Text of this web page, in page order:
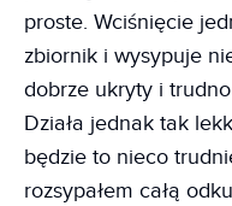
proste. Wciśnięcie
zbiornik i wysypuje
dobrze ukryty i
Działa jednak tak
będzie to nieco
rozsypałem całą